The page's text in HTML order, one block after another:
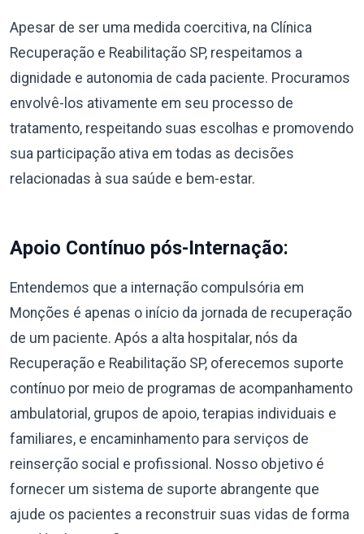
Apesar de ser uma medida coercitiva, na Clínica
Recuperação e Reabilitação SP, respeitamos a
dignidade e autonomia de cada paciente. Procuramos
envolvê-los ativamente em seu processo de
tratamento, respeitando suas escolhas e promovendo
sua participação ativa em todas as decisões
relacionadas à sua saúde e bem-estar.
Apoio Contínuo pós-Internação:
Entendemos que a internação compulsória em
Monções é apenas o início da jornada de recuperação
de um paciente. Após a alta hospitalar, nós da
Recuperação e Reabilitação SP, oferecemos suporte
contínuo por meio de programas de acompanhamento
ambulatorial, grupos de apoio, terapias individuais e
familiares, e encaminhamento para serviços de
reinserção social e profissional. Nosso objetivo é
fornecer um sistema de suporte abrangente que
ajude os pacientes a reconstruir suas vidas de forma